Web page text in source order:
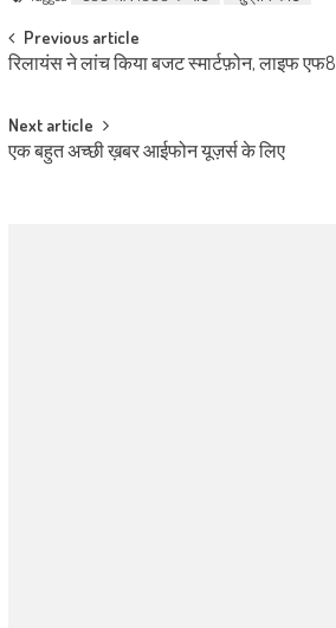
Post navigation
Previous article
रिलायंस ने लांच किया बजट स्मार्टफ़ोन, लाइफ एफ8
Next article
एक बहुत अच्छी ख़बर आईफोन यूज़र्स के लिए